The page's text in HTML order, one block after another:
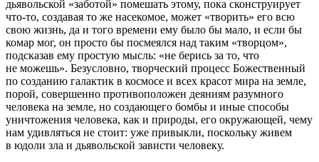
дьявольской «заботой» помешать этому, пока сконструирует
что-то, создавая то же насекомое, может «творить» его всю
свою жизнь, да и того времени ему было бы мало, и если бы
комар мог, он просто бы посмеялся над таким «творцом»,
подсказав ему простую мысль: «не берись за то, что
не можешь». Безусловно, творческий процесс Божественный
по созданию галактик в космосе и всех красот мира на земле,
порой, совершенно противоположен деяниям разумного
человека на земле, но создающего бомбы и иные способы
уничтожения человека, как и природы, его окружающей, чему
нам удивляться не стоит: уже привыкли, поскольку живем
в юдоли зла и дьявольской зависти человеку.